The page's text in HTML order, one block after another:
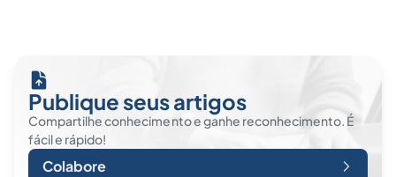
Publique seus artigos
Compartilhe conhecimento e ganhe reconhecimento. É
fácil e rápido!
Colabore